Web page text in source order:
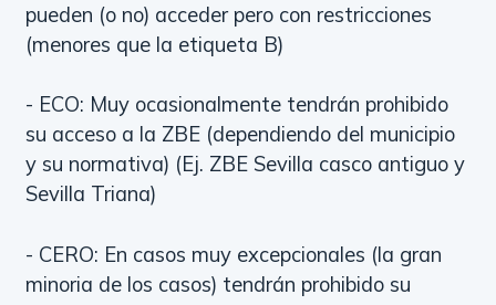
pueden (o no) acceder pero con restricciones
(menores que la etiqueta B)
- ECO: Muy ocasionalmente tendrán prohibido
su acceso a la ZBE (dependiendo del municipio
y su normativa) (Ej. ZBE Sevilla casco antiguo y
Sevilla Triana)
- CERO: En casos muy excepcionales (la gran
minoria de los casos) tendrán prohibido su